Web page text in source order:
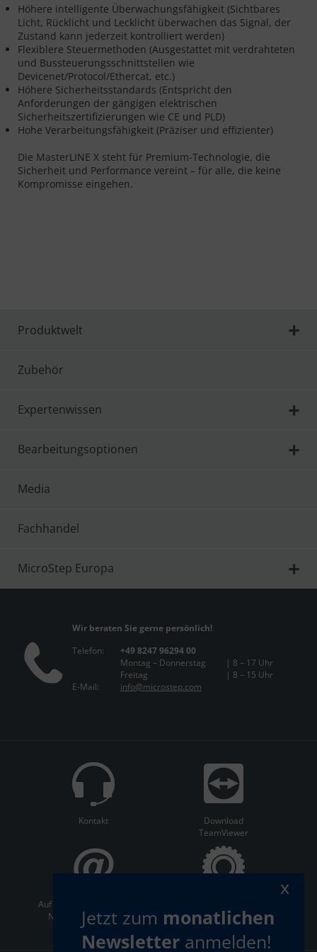
Höhere intelligente Überwachungsfähigkeit (Sichtbares
Licht, Rücklicht und Lecklicht überwachen das Signal, der
Zustand kann jederzeit kontrolliert werden)
Flexiblere Steuermethoden (Ausgestattet mit verdrahteten
und Bussteuerungsschnittstellen wie
Devicenet/Protocol/Ethercat, etc.)
Höhere Sicherheitsstandards (Entspricht den
Anforderungen der gängigen elektrischen
Sicherheitszertifizierungen wie CE und PLD)
Hohe Verarbeitungsfähigkeit (Präziser und effizienter)
Die MasterLINE X steht für Premium-Technologie, die
Sicherheit und Performance vereint – für alle, die keine
Kompromisse eingehen.
Produktwelt
Zubehör
Expertenwissen
Bearbeitungsoptionen
Media
Fachhandel
MicroStep Europa
Wir beraten Sie gerne persönlich!
Telefon:
+49 8247 96294 00
Montag – Donnerstag
| 8 – 17 Uhr
Freitag
| 8 – 15 Uhr
E-Mail:
info@microstep.com
Kontakt
Download
TeamViewer
Auf dem Laufenden bleiben:
Newsletter abonnieren
Jetzt zum monatlichen
Newsletter anmelden!
x